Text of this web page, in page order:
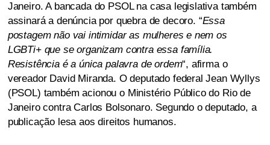
Janeiro. A bancada do PSOL na casa legislativa também
assinará a denúncia por quebra de decoro. “Essa
postagem não vai intimidar as mulheres e nem os
LGBTi+ que se organizam contra essa família.
Resistência é a única palavra de ordem“, afirma o
vereador David Miranda. O deputado federal Jean Wyllys
(PSOL) também acionou o Ministério Público do Rio de
Janeiro contra Carlos Bolsonaro. Segundo o deputado, a
publicação lesa aos direitos humanos.